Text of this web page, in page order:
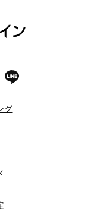
グ